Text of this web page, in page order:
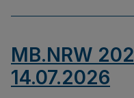
MB.NRW
14.07.2026